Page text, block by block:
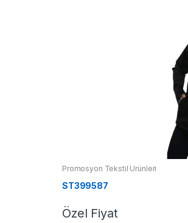
Promosyon Tekstil Ürünleri
ST399587
Özel Fiyat